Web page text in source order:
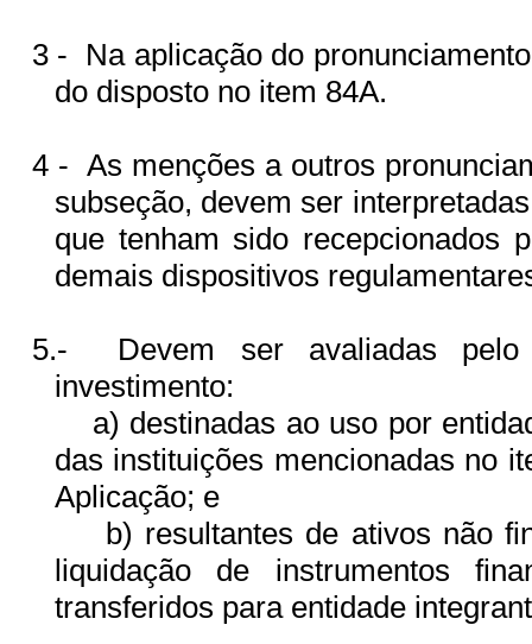
3 - Na aplicação do
do disposto no item 84A.
4 - As menções a outros
subseção, devem ser
que tenham sido recepcionados
demais dispositivos
5.-
Devem ser avaliadas
investimento:
a) destinadas ao uso por
das instituições mencionadas no
Aplicação; e
b) resultantes de ativos não
liquidação de instrumentos
transferidos para entidade